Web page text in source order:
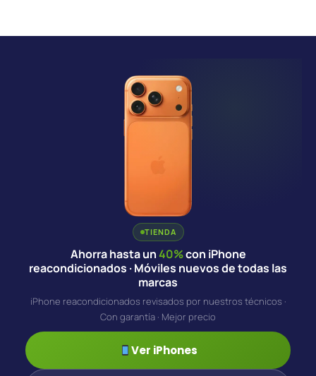
TIENDA
Ahorra hasta un40%con iPhone
reacondicionados · Móviles nuevos de todas las
marcas
iPhone reacondicionados revisados por nuestros técnicos ·
Con garantía · Mejor precio
Ver iPhones